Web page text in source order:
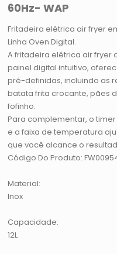
60Hz- WAP
Fritadeira elétrica air fryer
Linha Oven Digital.
A fritadeira elétrica air fryer
painel digital intuitivo,
pré-definidas, incluindo as
batata frita crocante, pães
fofinho.
Para complementar, o
e a faixa de temperatura
que você alcance o
Código Do Produto:
Material:
Inox
Capacidade:
12L